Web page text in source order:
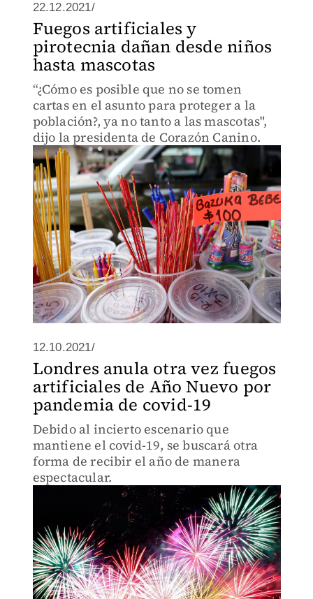
22.12.2021/
Fuegos artificiales y
pirotecnia dañan desde niños
hasta mascotas
“¿Cómo es posible que no se tomen
cartas en el asunto para proteger a la
población?, ya no tanto a las mascotas",
dijo la presidenta de Corazón Canino.
12.10.2021/
Londres anula otra vez fuegos
artificiales de Año Nuevo por
pandemia de covid-19
Debido al incierto escenario que
mantiene el covid-19, se buscará otra
forma de recibir el año de manera
espectacular.